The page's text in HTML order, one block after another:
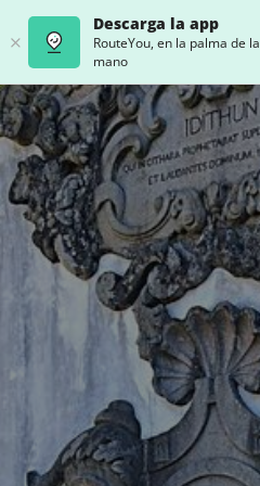
Descarga la app
RouteYou, en la palma de la
mano